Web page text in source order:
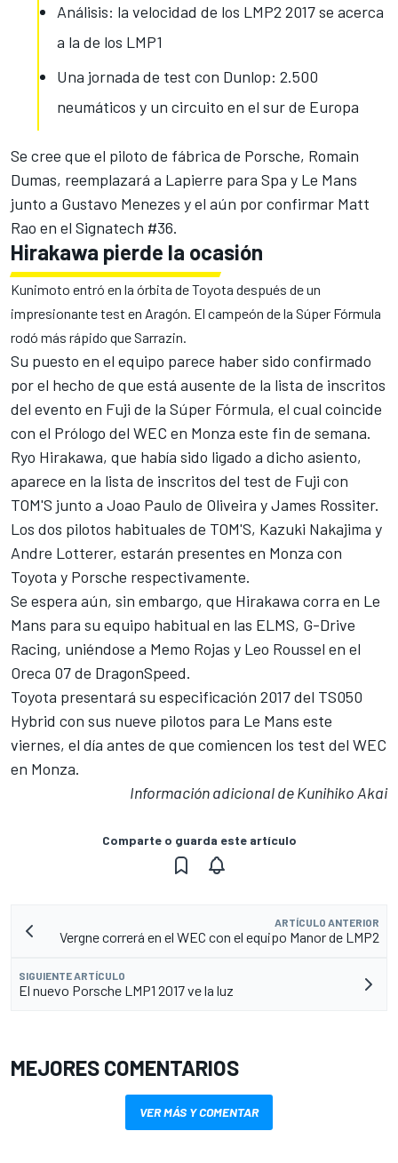
Análisis: la velocidad de los LMP2 2017 se acerca
a la de los LMP1
Una jornada de test con Dunlop: 2.500
neumáticos y un circuito en el sur de Europa
Se cree que el piloto de fábrica de Porsche, Romain
Dumas, reemplazará a Lapierre para Spa y Le Mans
junto a Gustavo Menezes y el aún por confirmar Matt
Rao en el Signatech #36.
Hirakawa pierde la ocasión
Kunimoto entró en la órbita de Toyota después de un
impresionante test en Aragón. El campeón de la Súper Fórmula
rodó más rápido que Sarrazin.
Su puesto en el equipo parece haber sido confirmado
por el hecho de que está ausente de la lista de inscritos
del evento en Fuji de la Súper Fórmula, el cual coincide
con el Prólogo del WEC en Monza este fin de semana.
Ryo Hirakawa, que había sido ligado a dicho asiento,
aparece en la lista de inscritos del test de Fuji con
TOM'S junto a Joao Paulo de Oliveira y James Rossiter.
Los dos pilotos habituales de TOM'S, Kazuki Nakajima y
Andre Lotterer, estarán presentes en Monza con
Toyota y Porsche respectivamente.
Se espera aún, sin embargo, que Hirakawa corra en Le
Mans para su equipo habitual en las ELMS, G-Drive
Racing, uniéndose a Memo Rojas y Leo Roussel en el
Oreca 07 de DragonSpeed.
Toyota presentará su especificación 2017 del TS050
Hybrid con sus nueve pilotos para Le Mans este
viernes, el día antes de que comiencen los test del WEC
en Monza.
Información adicional de Kunihiko Akai
Comparte o guarda este artículo
ARTÍCULO ANTERIOR
Vergne correrá en el WEC con el equipo Manor de LMP2
SIGUIENTE ARTÍCULO
El nuevo Porsche LMP1 2017 ve la luz
MEJORES COMENTARIOS
VER MÁS Y COMENTAR